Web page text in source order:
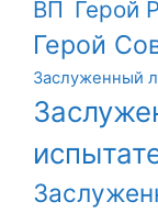
ВП Герой
Герой
Заслуженный